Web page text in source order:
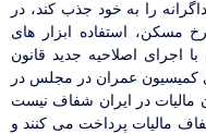
را
به خود جذب کند، در
مسکن، استفاده ابزار های
اجرای اصلاحیه جدید قانون
کمیسیون عمران در مجلس در
مالیات در ایران شفاف نیست
مالیات پرداخت می کنند و